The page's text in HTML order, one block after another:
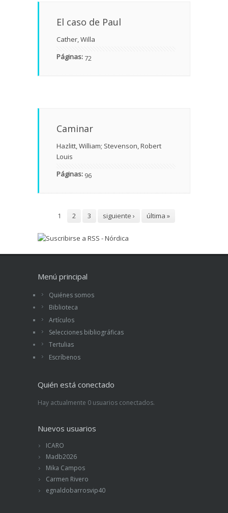
El caso de Paul
Cather, Willa
Páginas:72
Caminar
Hazlitt, William; Stevenson, Robert
Louis
Páginas: 96
Páginas
1 2 3 siguiente › última »
Menú principal
Quiénes somos
Biblioteca
Artículos
Selecciones bibliográficas
Tertulias
Escríbenos
Quién está conectado
Hay actualmente 0 usuarios conectados.
Nuevos usuarios
ICARO
Madb2026
Mika Campos
Carmen Rivero
egnaldobarrosvip40